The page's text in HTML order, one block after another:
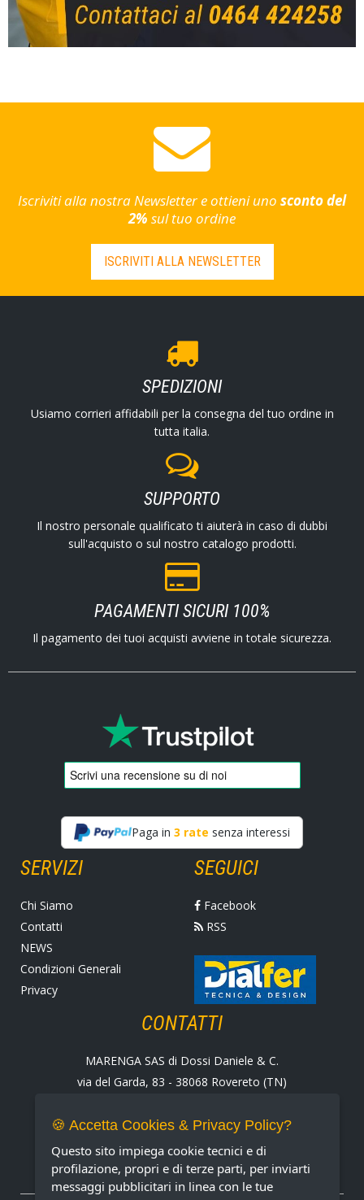
Iscriviti alla nostra Newsletter e ottieni uno sconto del
2% sul tuo ordine
ISCRIVITI ALLA NEWSLETTER
SPEDIZIONI
Usiamo corrieri affidabili per la consegna del tuo ordine in
tutta italia.
SUPPORTO
Il nostro personale qualificato ti aiuterà in caso di dubbi
sull'acquisto o sul nostro catalogo prodotti.
PAGAMENTI SICURI 100%
Il pagamento dei tuoi acquisti avviene in totale sicurezza.
Paga in 3 rate senza interessi
SERVIZI
Chi Siamo
Contatti
NEWS
Condizioni Generali
Privacy
SEGUICI
Facebook
RSS
CONTATTI
MARENGA SAS di Dossi Daniele & C.
via del Garda, 83 - 38068 Rovereto (TN)
Fax +39 0464 430938
E-mail: marenga@marenga.it
Partita IVA IT02232370227
🍪 Accetta Cookies & Privacy Policy?
Questo sito impiega cookie tecnici e di
profilazione, propri e di terze parti, per inviarti
messaggi pubblicitari in linea con le tue